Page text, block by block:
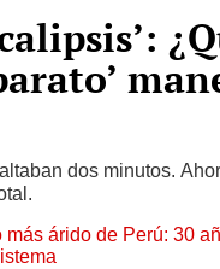
dos minutos.
árido de Perú: 30